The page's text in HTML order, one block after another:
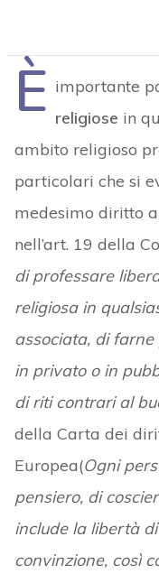
È importante
religiose in
ambito religioso
particolari che si
medesimo diritto
nell’art. 19 della
di professare
religiosa in
associata, di
in privato o in
di riti contrari al
della Carta dei
Europea(Ogni
pensiero, di
include la libertà
convinzione, così